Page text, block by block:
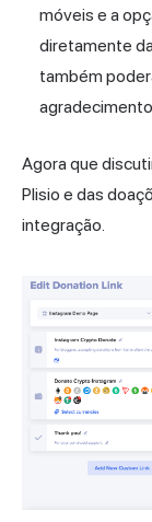
móveis e a
diretamente
também
Agora que
Plisio e das
integração.